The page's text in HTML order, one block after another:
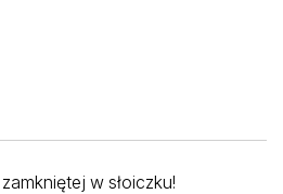
w słoiczku!